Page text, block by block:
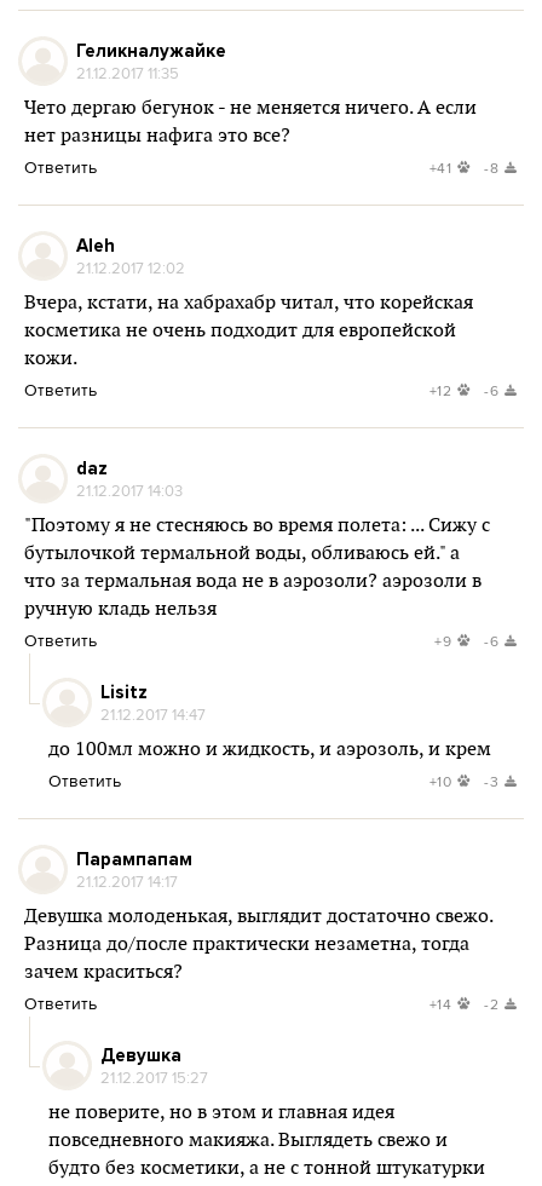
Геликналужайке
21.12.2017 11:35
Чето дергаю бегунок - не меняется ничего. А если
нет разницы нафига это все?
Ответить +41 -8
Aleh
21.12.2017 12:02
Вчера, кстати, на хабрахабр читал, что корейская
косметика не очень подходит для европейской
кожи.
Ответить +12 -6
daz
21.12.2017 14:03
"Поэтому я не стесняюсь во время полета: ... Сижу с
бутылочкой термальной воды, обливаюсь ей." а
что за термальная вода не в аэрозоли? аэрозоли в
ручную кладь нельзя
Ответить +9 -6
Lisitz
21.12.2017 14:47
до 100мл можно и жидкость, и аэрозоль, и крем
Ответить +10 -3
Парампапам
21.12.2017 14:17
Девушка молоденькая, выглядит достаточно свежо.
Разница до/после практически незаметна, тогда
зачем краситься?
Ответить +14 -2
Девушка
21.12.2017 15:27
не поверите, но в этом и главная идея
повседневного макияжа. Выглядеть свежо и
будто без косметики, а не с тонной штукатурки